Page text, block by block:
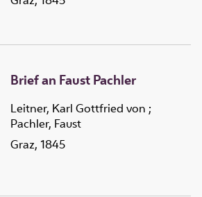
Brief an Faust Pachler
Leitner, Karl Gottfried von ;
Pachler, Faust
Graz, 1845